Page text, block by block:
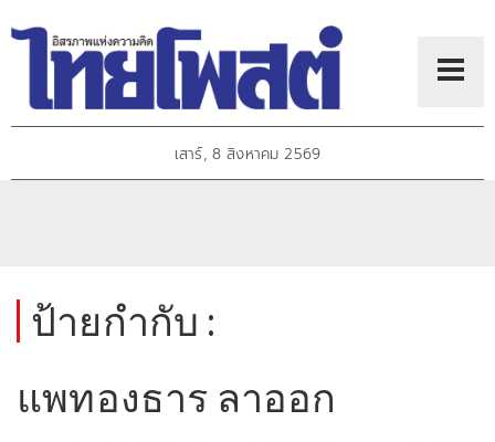
เสาร์, 8 สิงหาคม 2569
ป้ายกำกับ :
แพทองธาร ลาออก